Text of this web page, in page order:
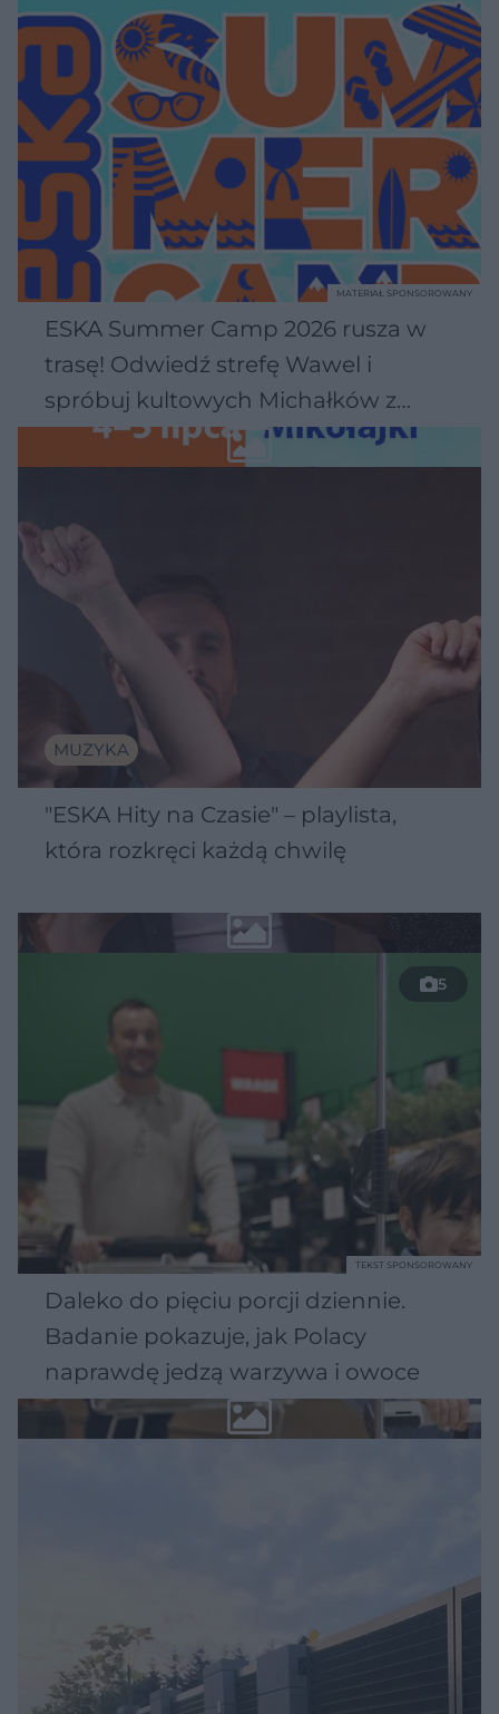
ESKA Summer Camp 2026 rusza w
trasę! Odwiedź strefę Wawel i
spróbuj kultowych Michałków z
Wawelu
MATERIAŁ SPONSOROWANY
MUZYKA
"ESKA Hity na Czasie" – playlista,
która rozkręci każdą chwilę
5
Daleko do pięciu porcji dziennie.
Badanie pokazuje, jak Polacy
naprawdę jedzą warzywa i owoce
TEKST SPONSOROWANY